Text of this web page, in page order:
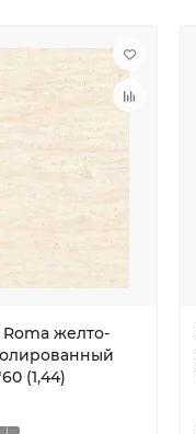
желто-
(1,44)